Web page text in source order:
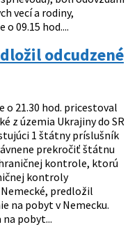
vecí a rodiny,
o 09.15 hod....
odcudzené
o 21.30 hod. pricestoval
z územia Ukrajiny do SR
1 štátny príslušník
prekročiť štátnu
kontrole, ktorú
kontroly
predložil
na pobyt v Nemecku.
pobyt...